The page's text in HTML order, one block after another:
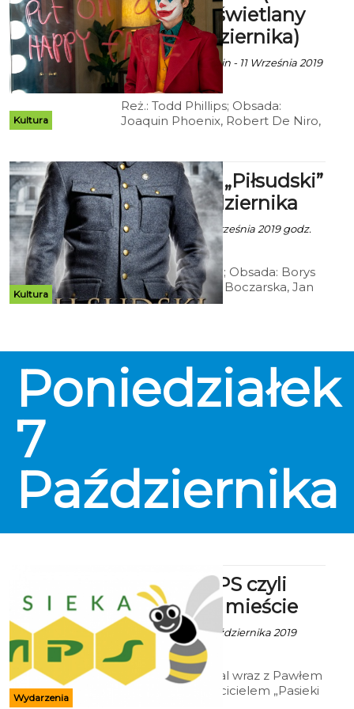
Kultura
będzie wyświetlany
do 17 października)
Ala za CK 105 Koszalin - 11 Września 2019
godz. 11:18
Reż.: Todd Phillips; Obsada:
Joaquin Phoenix, Robert De Niro,
122 min
Kultura
Kryterium: „Piłsudski”
- od 4 października
Ala za CK 105 - 18 Września 2019 godz.
11:47
Reż.: Michał Rosa; Obsada: Borys
Szyc, Magdalena Boczarska, Jan
Marczewski, Józej Pawłowski,
Poniedziałek
7
Października
Wydarzenia
Pasieka MPS czyli
pszczoły w mieście
Ala z mat. inf. - 3 Października 2019
godz. 3:06
MPS International wraz z Pawłem
Hawranem, właścicielem „Pasieki